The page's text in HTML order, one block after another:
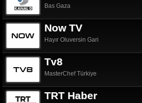
Bas Gaza
Now TV
Hayır Oluversin Gari
Tv8
MasterChef Türkiye
TRT Haber